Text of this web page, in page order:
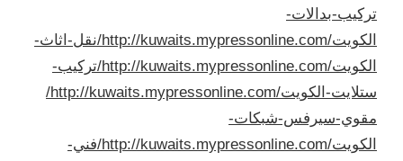
تركيب-بدالات-
الكويت/
http://kuwaits.mypressonline.com/نقل-اثاث-
الكويت/
http://kuwaits.mypressonline.com/تركيب-
ستلايت-الكويت/
http://kuwaits.mypressonline.com/
مقوي-سيرفس-شبكات-
الكويت/
http://kuwaits.mypressonline.com/فني-